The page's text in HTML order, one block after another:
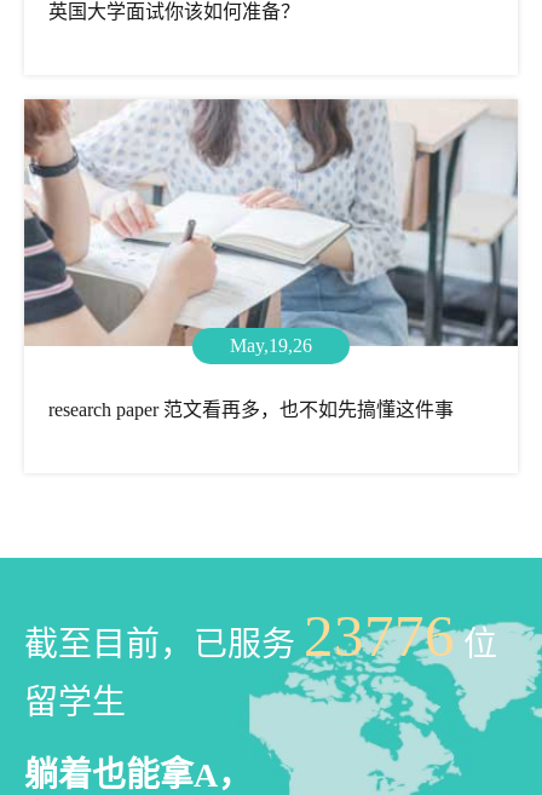
英国大学面试你该如何准备？
May,19,26
research paper 范文看再多，也不如先搞懂这件事
截至目前，已服务 23776位
留学生
躺着也能拿A，